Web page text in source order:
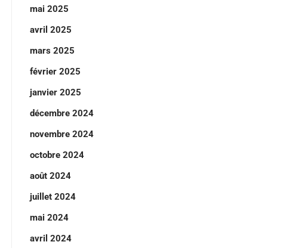
mai 2025
avril 2025
mars 2025
février 2025
janvier 2025
décembre 2024
novembre 2024
octobre 2024
août 2024
juillet 2024
mai 2024
avril 2024